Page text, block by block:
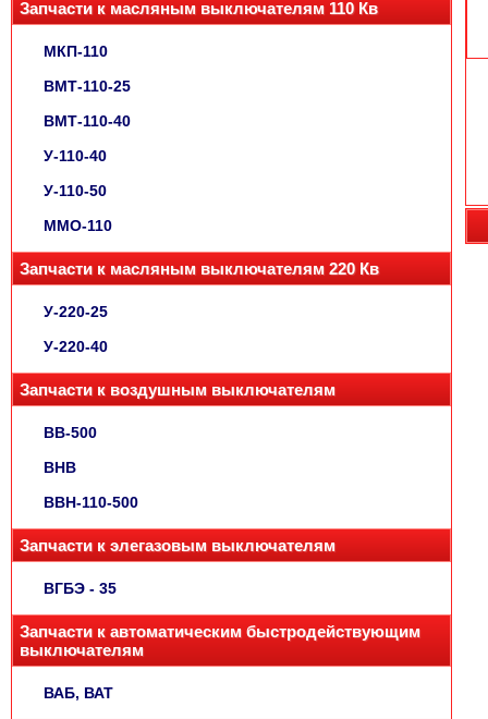
Запчасти к масляным выключателям 110 Кв
МКП-110
ВМТ-110-25
ВМТ-110-40
У-110-40
У-110-50
ММО-110
Запчасти к масляным выключателям 220 Кв
У-220-25
У-220-40
Запчасти к воздушным выключателям
ВВ-500
ВНВ
ВВН-110-500
Запчасти к элегазовым выключателям
ВГБЭ - 35
Запчасти к автоматическим быстродействующим
выключателям
ВАБ, ВАТ